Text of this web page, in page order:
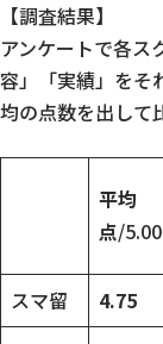
【調査結果】
アンケートで各ス
容」「実績」をそ
均の点数を出して
平均
点/5.00
スマ留 4.75